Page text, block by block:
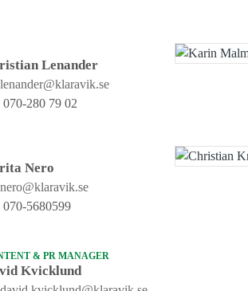
Lenander
lenander@klaravik.se
070-280 79 02
Nero
nero@klaravik.se
070-5680599
& PR MANAGER
Kvicklund